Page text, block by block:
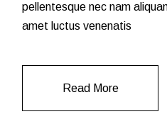
pellentesque nec nam
amet luctus venenatis
Read More